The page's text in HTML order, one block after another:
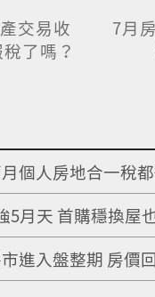
交易收
了嗎？
7月
個人房地合一稅
5月天 首購穩換屋
進入盤整期 房價